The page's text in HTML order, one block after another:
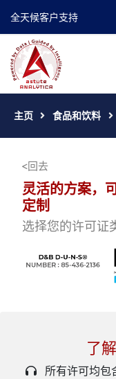
全天候客户支持
主页 食品和饮料
回去
灵活的方案，
定制
选择您的许可证
了
所有许可均包